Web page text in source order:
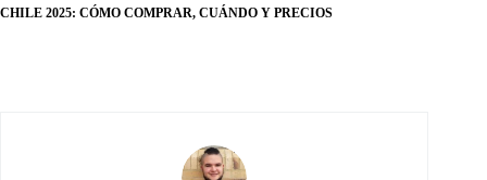
CHILE 2025: CÓMO COMPRAR, CUÁNDO Y PRECIOS